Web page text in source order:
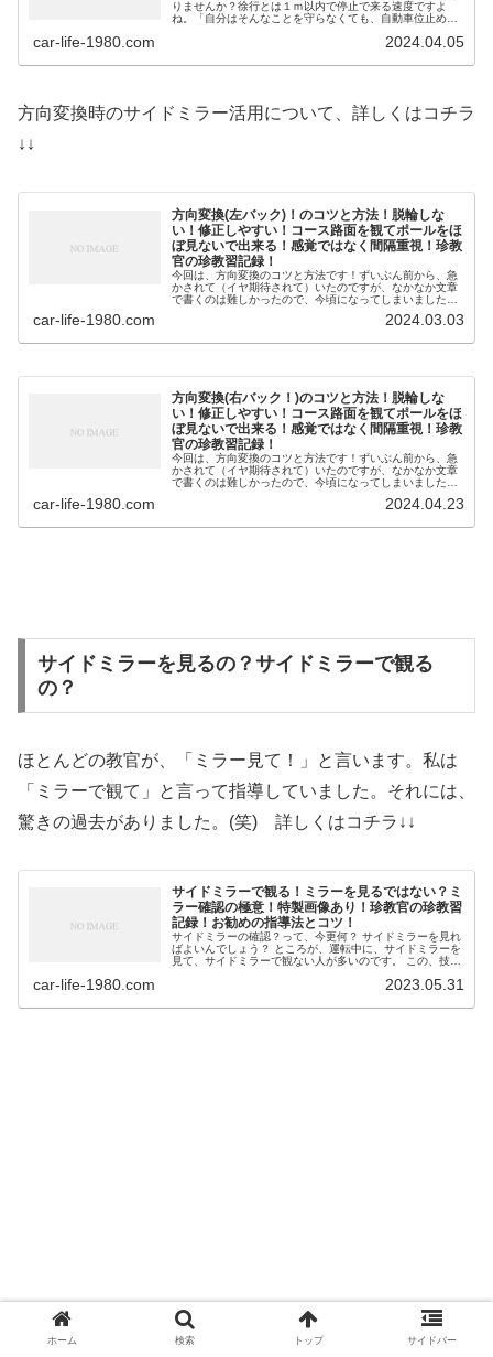
りませんか？徐行とは１ｍ以内で停止で来る速度ですよ
ね。「自分はそんなことを守らなくても、自動車位止めら
car-life-1980.com 2024.04.05
方向変換時のサイドミラー活用について、詳しくはコチラ
↓↓
方向変換(左バック)！のコツと方法！脱輪しな
い！修正しやすい！コース路面を観てポールをほ
ぼ見ないで出来る！感覚ではなく間隔重視！珍教
官の珍教習記録！
今回は、方向変換のコツと方法です！ずいぶん前から、急
かされて（イヤ期待されて）いたのですが、なかなか文章
で書くのは難しかったので、今頃になってしまいました。
car-life-1980.com 2024.03.03
方向変換(右バック！)のコツと方法！脱輪しな
い！修正しやすい！コース路面を観てポールをほ
ぼ見ないで出来る！感覚ではなく間隔重視！珍教
官の珍教習記録！
今回は、方向変換のコツと方法です！ずいぶん前から、急
かされて（イヤ期待されて）いたのですが、なかなか文章
で書くのは難しかったので、今頃になってしまいました。
car-life-1980.com 2024.04.23
サイドミラーを見るの？サイドミラーで観る
の？
ほとんどの教官が、「ミラー見て！」と言います。私は
「ミラーで観て」と言って指導していました。それには、
驚きの過去がありました。(笑) 詳しくはコチラ↓↓
サイドミラーで観る！ミラーを見るではない？ミ
ラー確認の極意！特製画像あり！珍教官の珍教習
記録！お勧めの指導法とコツ！
サイドミラーの確認？って、今更何？ サイドミラーを見れ
ばよいんでしょう？ ところが、運転中に、サイドミラーを
見て、サイドミラーで観ない人が多いのです。 この、技能
car-life-1980.com 2023.05.31
ホーム 検索 トップ サイドバー